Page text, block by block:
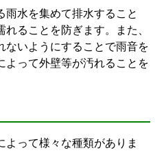
水を集めて排水すること
ることを防ぎます。また、
ないようにすることで雨音を
よって外壁等が汚れることを
って様々な種類がありま